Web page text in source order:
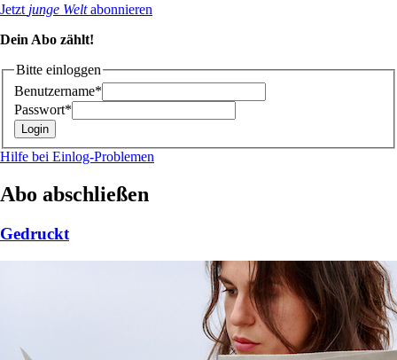
Jetzt junge Weltabonnieren
Dein Abo zählt!
Bitte einloggen
Benutzername*
Passwort*
Hilfe bei Einlog-Problemen
Abo abschließen
Gedruckt